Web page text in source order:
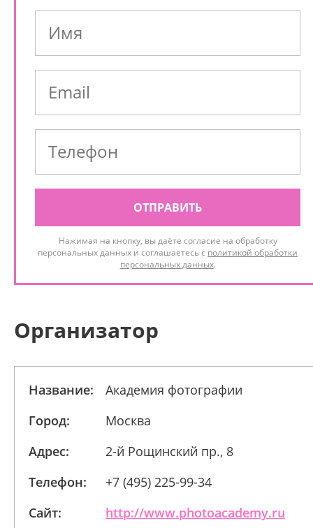
ОТПРАВИТЬ
Нажимая на кнопку, вы даёте согласие на обработку
персональных данных и соглашаетесь с политикой обработки
персональных данных.
Организатор
Название:
Академия фотографии
Город:
Москва
Адрес:
2-й Рощинский пр., 8
Телефон:
+7 (495) 225-99-34
Сайт:
http://www.photoacademy.ru